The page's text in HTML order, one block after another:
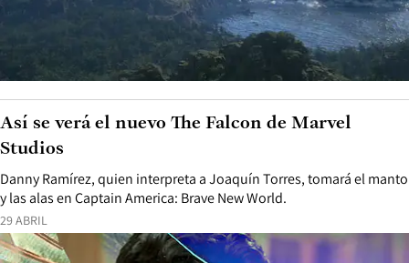
29 ABRIL
Danny Ramírez, quien interpreta a Joaquín Torres, tomará el manto
y las alas en Captain America: Brave New World.
Así se verá el nuevo The Falcon de Marvel
Studios